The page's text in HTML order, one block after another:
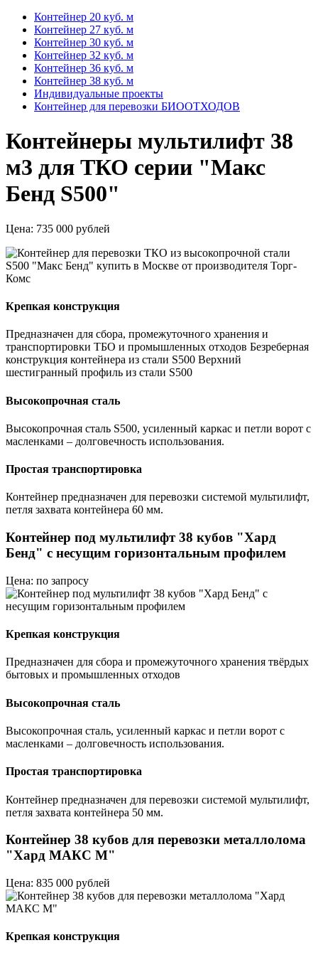
Контейнер 20 куб. м
Контейнер 27 куб. м
Контейнер 30 куб. м
Контейнер 32 куб. м
Контейнер 36 куб. м
Контейнер 38 куб. м
Индивидуальные проекты
Контейнер для перевозки БИООТХОДОВ
Контейнеры мультилифт 38
м3 для ТКО серии "Макс
Бенд S500"
Цена: 735 000 рублей
Крепкая конструкция
Предназначен для сбора, промежуточного хранения и
транспортировки ТБО и промышленных отходов Безреберная
конструкция контейнера из стали S500 Верхний
шестигранный профиль из стали S500
Высокопрочная сталь
Высокопрочная сталь S500, усиленный каркас и петли ворот с
масленками – долговечность использования.
Простая транспортировка
Контейнер предназначен для перевозки системой мультилифт,
петля захвата контейнера 60 мм.
Контейнер под мультилифт 38 кубов "Хард
Бенд" с несущим горизонтальным профилем
Цена: по запросу
Крепкая конструкция
Предназначен для сбора и промежуточного хранения твёрдых
бытовых и промышленных отходов
Высокопрочная сталь
Высокопрочная сталь, усиленный каркас и петли ворот с
масленками – долговечность использования.
Простая транспортировка
Контейнер предназначен для перевозки системой мультилифт,
петля захвата контейнера 50 мм.
Контейнер 38 кубов для перевозки металлолома
"Хард МАКС М"
Цена: 835 000 рублей
Крепкая конструкция